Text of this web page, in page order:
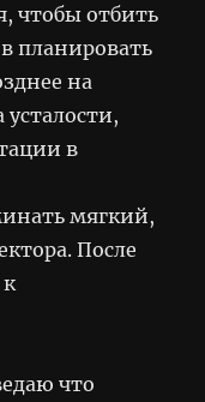
чтобы отбить
планировать
на
в
мягкий,
После
что